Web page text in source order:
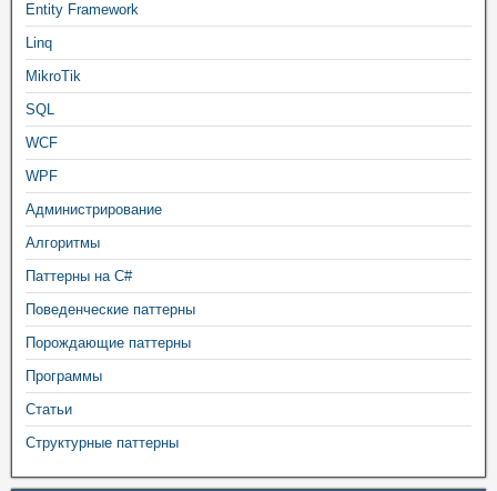
Entity Framework
Linq
MikroTik
SQL
WCF
WPF
Администрирование
Алгоритмы
Паттерны на C#
Поведенческие паттерны
Порождающие паттерны
Программы
Статьи
Структурные паттерны